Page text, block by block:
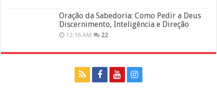
Oração da Sabedoria: Como Pedir a Deus
Discernimento, Inteligência e Direção
12:16 AM 22